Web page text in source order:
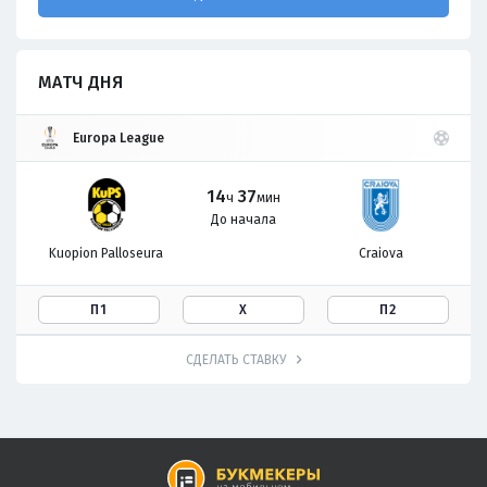
МАТЧ ДНЯ
Europa League
Kuopion Palloseura
14ч 37мин
До начала
Craiova
П1 Х П2
СДЕЛАТЬ СТАВКУ